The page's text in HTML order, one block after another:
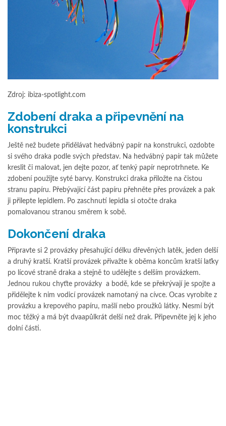
Zdroj: ibiza-spotlight.com
Zdobení draka a připevnění na
konstrukci
Ještě než budete přidělávat hedvábný papír na konstrukci, ozdobte
si svého draka podle svých představ. Na hedvábný papír tak můžete
kreslit či malovat, jen dejte pozor, ať tenký papír neprotrhnete. Ke
zdobení použijte syté barvy. Konstrukci draka přiložte na čistou
stranu papíru. Přebývající část papíru přehněte přes provázek a pak
ji přilepte lepidlem. Po zaschnutí lepidla si otočte draka
pomalovanou stranou směrem k sobě.
Dokončení draka
Připravte si 2 provázky přesahující délku dřevěných latěk, jeden delší
a druhý kratší. Kratší provázek přivažte k oběma koncům kratší laťky
po lícové straně draka a stejně to udělejte s delším provázkem.
Jednou rukou chyťte provázky a bodě, kde se překrývají je spojte a
přidělejte k nim vodicí provázek namotaný na cívce. Ocas vyrobíte z
provázku a krepového papíru, mašlí nebo proužků látky. Nesmí být
moc těžký a má být dvaapůlkrát delší než drak. Připevněte jej k jeho
dolní části.